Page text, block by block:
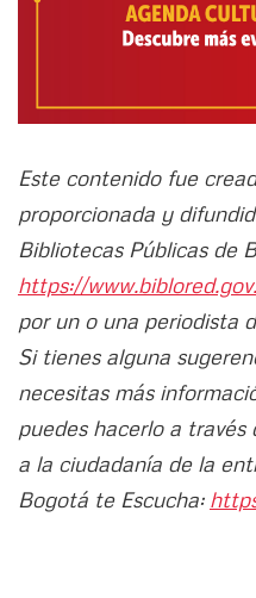
Este contenido fue
proporcionada y
Bibliotecas Públicas de
https://
por un o una periodista
Si tienes alguna
necesitas más
puedes hacerlo a
a la ciudadanía de la
Bogotá te Escucha: